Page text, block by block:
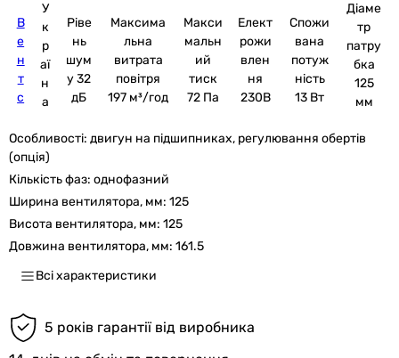
В
е
н
т
с
У
к
р
аї
н
а
Ріве
нь
шум
у 32
дБ
Максима
льна
витрата
повітря
197 м³/год
Макси
мальн
ий
тиск
72 Па
Елект
рожи
влен
ня
230В
Спожи
вана
потуж
ність
13 Вт
Діаме
тр
патру
бка
125
мм
Особливості: двигун на підшипниках, регулювання обертів
(опція)
Кількість фаз: однофазний
Ширина вентилятора, мм: 125
Висота вентилятора, мм: 125
Довжина вентилятора, мм: 161.5
Всі характеристики
5 років гарантії від виробника